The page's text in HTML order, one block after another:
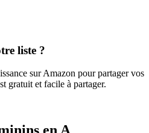
liste ?
sur Amazon pour partager vos
gratuit et facile à partager.